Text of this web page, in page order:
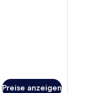
Preise anzeigen